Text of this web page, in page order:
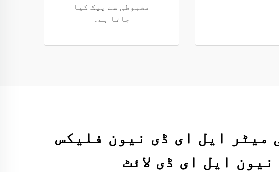
مضبوطی سے پیک کیا
جاتا ہے۔
نیون کور ایل ای ڈی اسٹرپ لائٹ 8 ملی میٹر ایل ای ڈی نیون فلیکس
ایل ای ڈی لائٹ